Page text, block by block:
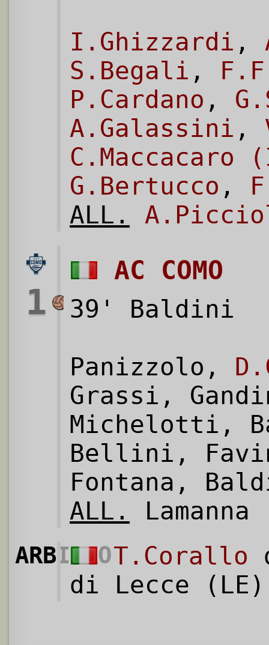
I.Ghizzardi ,
S.Begali ,
P.Cardano ,
A.Galassini ,
C.Maccacaro
G.Bertucco ,
ALL.
1
AC COMO
39' Baldini
Panizzolo,
Grassi,
Michelotti,
Bellini,
Fontana,
ALL.
Lamanna
ARBITROT.Corallo
di Lecce (LE)